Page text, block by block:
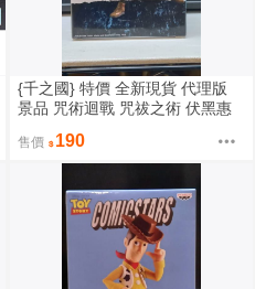
{千之國} 特價 全新現貨 代理版
景品 咒術迴戰 咒祓之術 伏黑惠
售價 190